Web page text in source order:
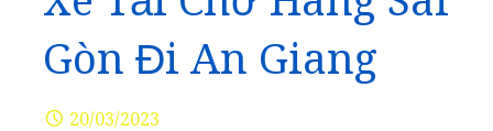
Gòn Đi An Giang
20/03/2023